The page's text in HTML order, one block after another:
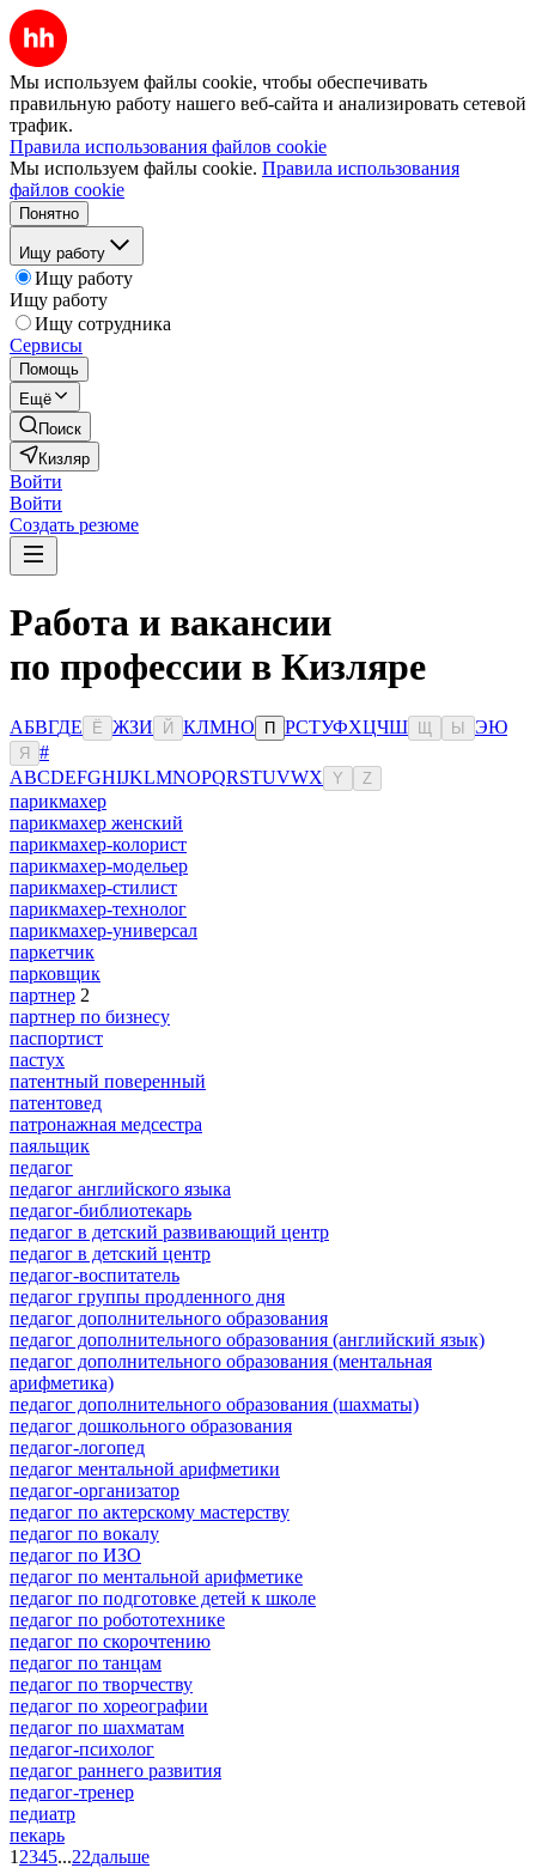
Мы используем файлы cookie, чтобы обеспечивать
правильную работу нашего веб-сайта и анализировать сетевой
трафик.
Правила использования файлов cookie
Мы используем файлы cookie. Правила использования
файлов cookie
Понятно
Ищу работу
Ищу работу
Ищу работу
Ищу сотрудника
Сервисы
Помощь
Ещё
Поиск
Кизляр
Войти
Войти
Создать резюме
Работа и вакансии
по профессии в Кизляре
АБВГДЕ Ё ЖЗИ Й КЛМНО П РСТУФХЦЧШ Ы ЭЮ
Я
#
ABCDEFGHIJKLMNOPQRSTUVWX Y Z
парикмахер
парикмахер женский
парикмахер-колорист
парикмахер-модельер
парикмахер-стилист
парикмахер-технолог
парикмахер-универсал
паркетчик
парковщик
партнер 2
партнер по бизнесу
паспортист
пастух
патентный поверенный
патентовед
патронажная медсестра
паяльщик
педагог
педагог английского языка
педагог-библиотекарь
педагог в детский развивающий центр
педагог в детский центр
педагог-воспитатель
педагог группы продленного дня
педагог дополнительного образования
педагог дополнительного образования (английский язык)
педагог дополнительного образования (ментальная
арифметика)
педагог дополнительного образования (шахматы)
педагог дошкольного образования
педагог-логопед
педагог ментальной арифметики
педагог-организатор
педагог по актерскому мастерству
педагог по вокалу
педагог по ИЗО
педагог по ментальной арифметике
педагог по подготовке детей к школе
педагог по робототехнике
педагог по скорочтению
педагог по танцам
педагог по творчеству
педагог по хореографии
педагог по шахматам
педагог-психолог
педагог раннего развития
педагог-тренер
педиатр
пекарь
1 2345...22дальше